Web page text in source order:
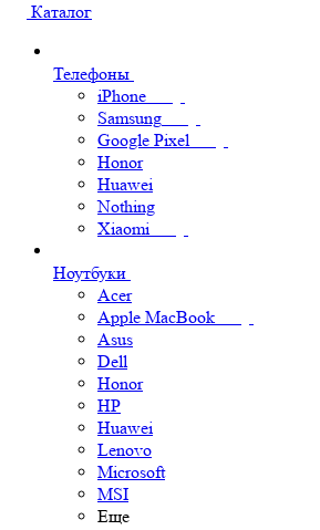
Каталог
Телефоны
iPhone
Samsung
Google Pixel
Honor
Huawei
Nothing
Xiaomi
Ноутбуки
Acer
Apple MacBook
Asus
Dell
Honor
HP
Huawei
Lenovo
Microsoft
MSI
Еще